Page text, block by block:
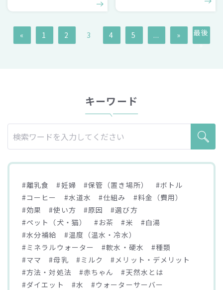
« 1 2 3 4 5 ... »
最後
»
キーワード
#離乳食 #妊婦 #保管（置き場所）
#ボトル
#コーヒー
#水道水 #仕組み
#料金（費用）
#効果
#使い方 #原因
#選び方
#ペット（犬・猫）
#お茶 #米
#白湯
#水分補給
#温度（温水・冷水）
#ミネラルウォーター
#軟水・硬水
#種類
#ママ
#母乳 #ミルク
#メリット・デメリット
#方法・対処法
#赤ちゃん
#天然水とは
#ダイエット
#水
#ウォーターサーバー